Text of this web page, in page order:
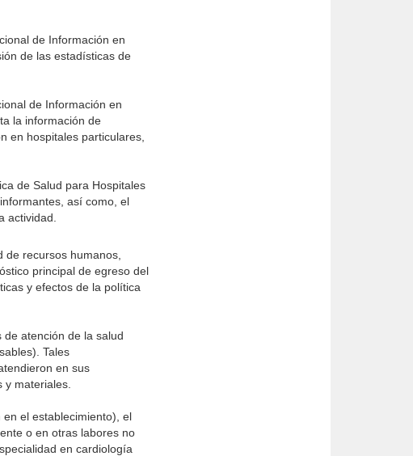
de Información en
de las estadísticas de
de Información en
la información de
en hospitales particulares,
de Salud para Hospitales
así como, el
actividad.
recursos humanos,
principal de egreso del
y efectos de la política
atención de la salud
Tales
en sus
materiales.
el establecimiento), el
o en otras labores no
en cardiología